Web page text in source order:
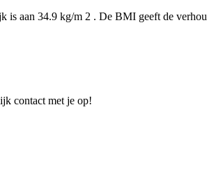
is aan 34.9 kg/m 2 . De BMI geeft de
contact met je op!